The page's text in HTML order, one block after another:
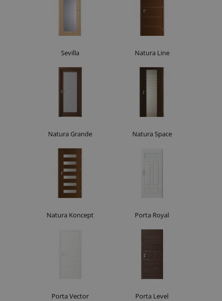
Sevilla Natura Line
Natura Grande Natura Space
Natura Koncept Porta Royal
Porta Vector Porta Level